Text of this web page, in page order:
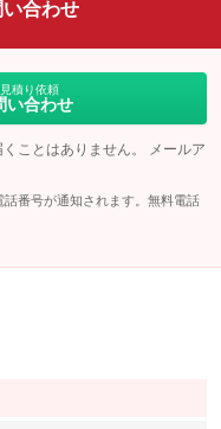
合わせ
積り依頼
い合わせ
ことはありません。 メールア
番号が通知されます。無料電話